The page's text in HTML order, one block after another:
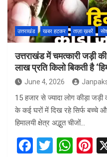
उत्तराखंड खबर हटकर ताज़ा ख़बरें
उत्तराखंड में चमत्कारी जड़ी
लाख प्रति किलो बिकती है
June 4, 2026
15 हजार से ज्यादा लोग कीड़ा जड़ी
के कई घरों में दिख रहे सिर्फ बच्चे
हिमालयी क्षेत्र अद्भुत चीजों…
F
T
W Pi